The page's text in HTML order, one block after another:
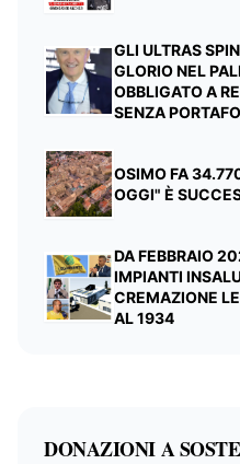
GLI ULTRAS
GLORIO NEL
OBBLIGATO A
SENZA
OSIMO FA
OGGI" È
DA FEBBRAIO
IMPIANTI
CREMAZIONE
AL 1934
DONAZIONI A